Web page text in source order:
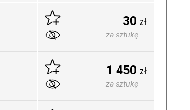
30 zł
za sztukę
1 450 zł
za sztukę